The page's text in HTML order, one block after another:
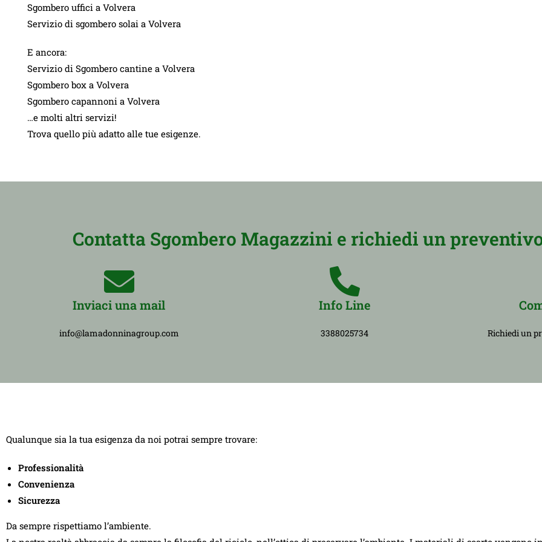
Sgombero uffici a Volvera
Servizio di sgombero solai a Volvera
E ancora:
Servizio di Sgombero cantine a Volvera
Sgombero box a Volvera
Sgombero capannoni a Volvera
…e molti altri servizi!
Trova quello più adatto alle tue esigenze.
Contatta Sgombero Magazzini e richiedi un
Inviaci una mail
info@lamadonninagroup.com
Info Line
3388025734 Richiedi un
Qualunque sia la tua esigenza da noi potrai sempre trovare:
Professionalità
Convenienza
Sicurezza
Da sempre rispettiamo l’ambiente.